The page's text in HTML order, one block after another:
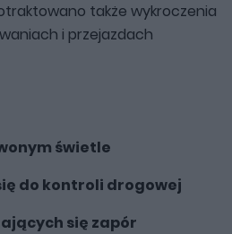
także wykroczenia
i przejazdach
świetle
do kontroli drogowej
się zapór